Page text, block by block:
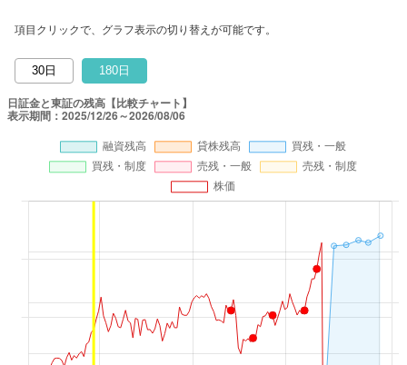
項目クリックで、グラフ表示の切り替えが可能です。
30日 180日